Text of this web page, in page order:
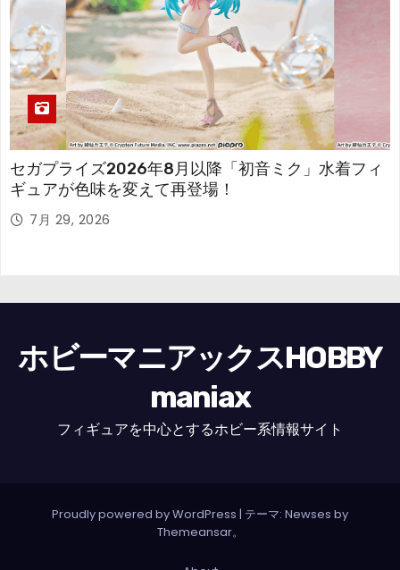
セガプライズ2026年8月以降「初音ミク」水着フィ
ギュアが色味を変えて再登場！
7月 29, 2026
ホビーマニアックスHOBBY
maniax
フィギュアを中心とするホビー系情報サイト
Proudly powered by WordPress | テーマ: Newses by
Themeansar。